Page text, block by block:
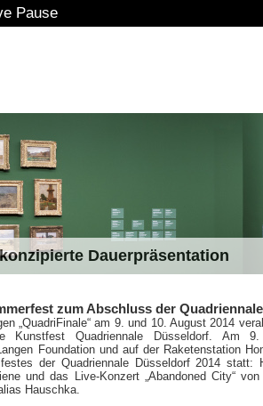
Pause
Dauerpräsentation
zum Abschluss der Quadriennale
„QuadriFinale“ am 9. und 10. August 2014
Kunstfest Quadriennale Düsseldorf. Am
Foundation und auf der Raketenstation
der Quadriennale Düsseldorf 2014 statt:
und das Live-Konzert „Abandoned City“
Hauschka.